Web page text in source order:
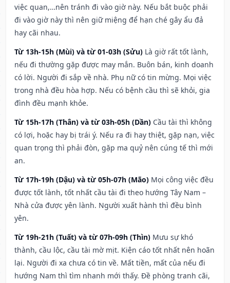
việc quan,…nên tránh đi vào giờ này. Nếu bắt buộc phải
đi vào giờ này thì nên giữ miệng để hạn ché gây ẩu đả
hay cãi nhau.
Từ 13h-15h (Mùi) và từ 01-03h (Sửu) Là giờ rất tốt lành,
nếu đi thường gặp được may mắn. Buôn bán, kinh doanh
có lời. Người đi sắp về nhà. Phụ nữ có tin mừng. Mọi việc
trong nhà đều hòa hợp. Nếu có bệnh cầu thì sẽ khỏi, gia
đình đều mạnh khỏe.
Từ 15h-17h (Thân) và từ 03h-05h (Dần) Cầu tài thì không
có lợi, hoặc hay bị trái ý. Nếu ra đi hay thiệt, gặp nạn, việc
quan trọng thì phải đòn, gặp ma quỷ nên cúng tế thì mới
an.
Từ 17h-19h (Dậu) và từ 05h-07h (Mão) Mọi công việc đều
được tốt lành, tốt nhất cầu tài đi theo hướng Tây Nam –
Nhà cửa được yên lành. Người xuất hành thì đều bình
yên.
Từ 19h-21h (Tuất) và từ 07h-09h (Thìn) Mưu sự khó
thành, cầu lộc, cầu tài mờ mịt. Kiện cáo tốt nhất nên hoãn
lại. Người đi xa chưa có tin về. Mất tiền, mất của nếu đi
hướng Nam thì tìm nhanh mới thấy. Đề phòng tranh cãi,